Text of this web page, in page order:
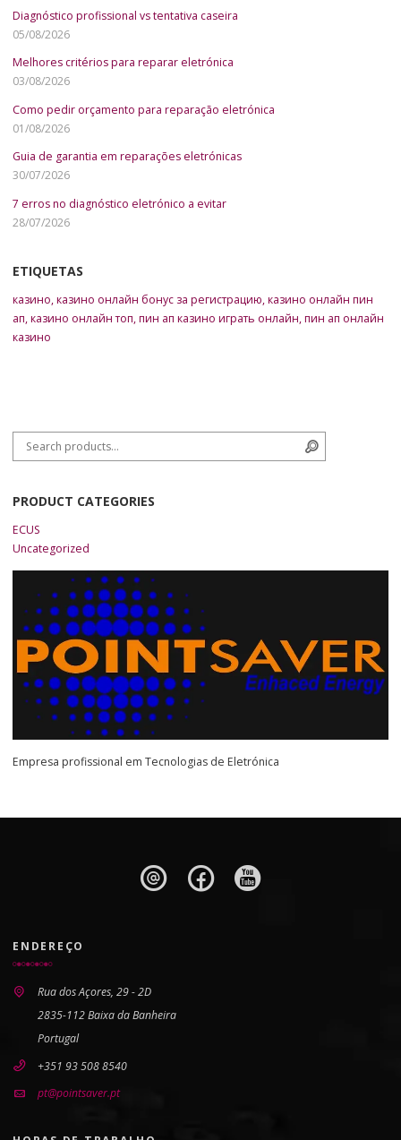
Diagnóstico profissional vs tentativa caseira
05/08/2026
Melhores critérios para reparar eletrónica
03/08/2026
Como pedir orçamento para reparação eletrónica
01/08/2026
Guia de garantia em reparações eletrónicas
30/07/2026
7 erros no diagnóstico eletrónico a evitar
28/07/2026
ETIQUETAS
казино,казино онлайн бонус за регистрацию,казино онлайн пин
ап,казино онлайн топ,пин ап казино играть онлайн,пин ап онлайн
казино
Search for:
PRODUCT CATEGORIES
ECUS
Uncategorized
Empresa profissional em Tecnologias de Eletrónica
ENDEREÇO
Rua dos Açores, 29 - 2D
2835-112 Baixa da Banheira
Portugal
+351 93 508 8540
pt@pointsaver.pt